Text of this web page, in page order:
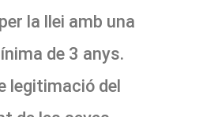
la llei amb una
de 3 anys.
legitimació del